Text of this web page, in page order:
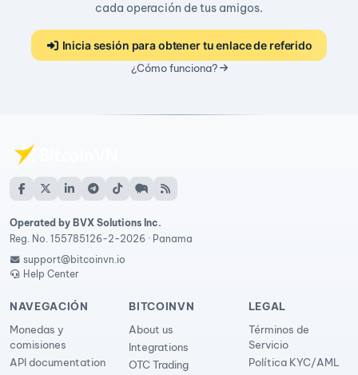
cada operación de tus amigos.
Inicia sesión para obtener tu enlace de referido
¿Cómo funciona?
Operated by BVX Solutions Inc.
Reg. No. 155785126-2-2026 · Panama
support@bitcoinvn.io
Help Center
NAVEGACIÓN
Monedas y
comisiones
API documentation
BITCOINVN
About us
Integrations
OTC Trading
LEGAL
Términos de
Servicio
Política KYC/AML